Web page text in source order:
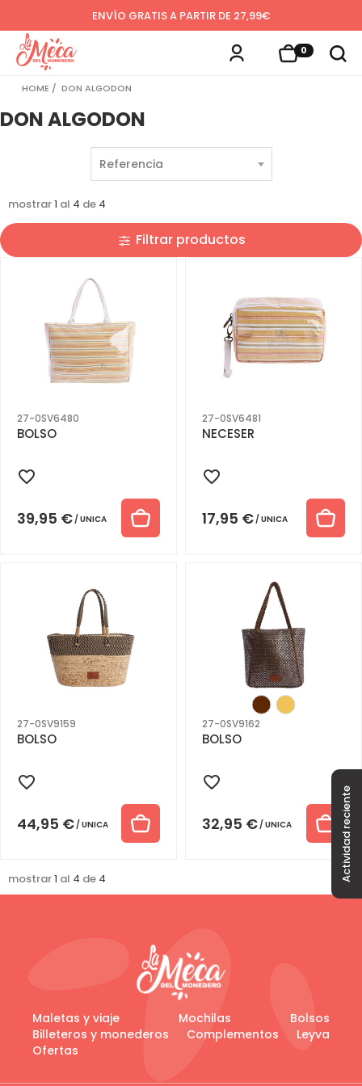
ENVÍO GRATIS A PARTIR DE 27,99€
0
HOME DON ALGODON
DON ALGODON
mostrar1 al 4 de 4
Filtrar productos
27-0SV6480
BOLSO
39,95 € UNICA
27-0SV6481
NECESER
17,95 € UNICA
27-0SV9159
BOLSO
44,95 € UNICA
27-0SV9162
BOLSO
32,95 € UNICA
mostrar1 al 4 de 4 Actividad reciente
Maletas y viaje Mochilas
Bolsos
Billeteros y monederos
Complementos
Leyva
Ofertas